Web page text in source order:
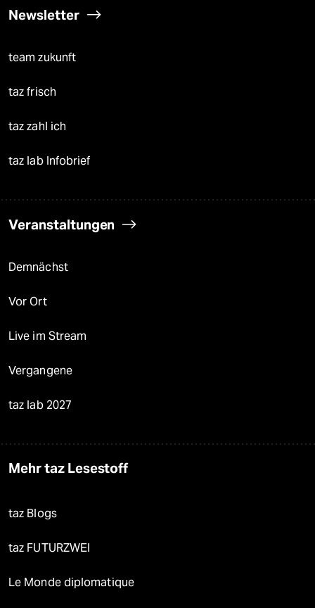
Newsletter
team zukunft
taz frisch
taz zahl ich
taz lab Infobrief
Veranstaltungen
Demnächst
Vor Ort
Live im Stream
Vergangene
taz lab 2027
Mehr taz Lesestoff
taz Blogs
taz FUTURZWEI
Le Monde diplomatique